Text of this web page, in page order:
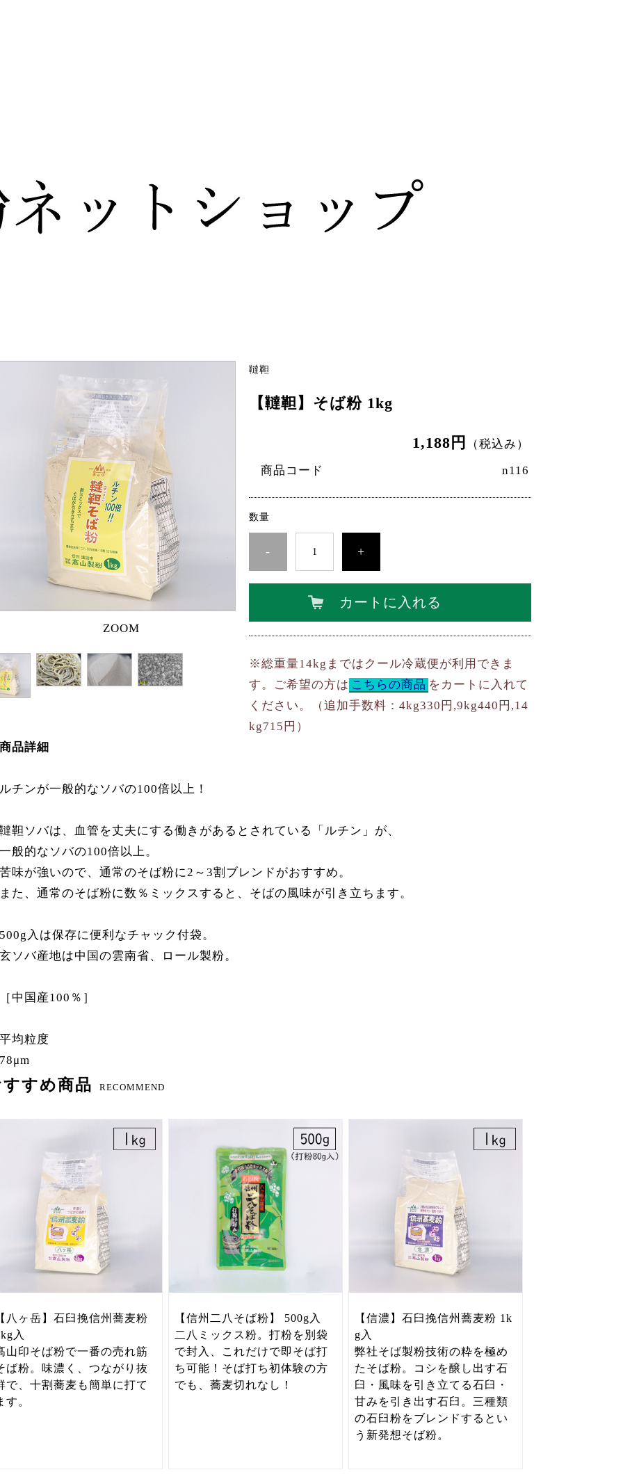
ZOOM
韃靼
【韃靼】そば粉 1kg
1,188円
（税込み）
商品コード
n116
数量
- +
カートに入れる
※総重量14kgまではクール冷蔵便が利用できま
す。ご希望の方は こちらの商品 をカートに入れて
ください。
（追加手数料：4kg330円,9kg440円,14
kg715円）
品詳細
チンが一般的なソバの100倍以上！
靼ソバは、血管を丈夫にする働きがあるとされている「ルチン」が、
般的なソバの100倍以上。
味が強いので、通常のそば粉に2～3割ブレンドがおすすめ。
た、通常のそば粉に数％ミックスすると、そばの風味が引き立ちます。
入は保存に便利なチャック付袋。
ソバ産地は中国の雲南省、ロール製粉。
中国産100％］
均粒度
すめ商品 RECOMMEND
八ヶ岳】石臼挽信州蕎麦粉
入
山印そば粉で一番の売れ筋
ば粉。味濃く、つながり抜
で、十割蕎麦も簡単に打て
す。
【信州二八そば粉】 500g入
二八ミックス粉。打粉を別袋
で封入、これだけで即そば打
ち可能！そば打ち初体験の方
でも、蕎麦切れなし！
【信濃】石臼挽信州蕎麦粉 1k
g入
弊社そば製粉技術の粋を極め
たそば粉。コシを醸し出す石
臼・風味を引き立てる石臼・
甘みを引き出す石臼。三種類
の石臼粉をブレンドするとい
う新発想そば粉。